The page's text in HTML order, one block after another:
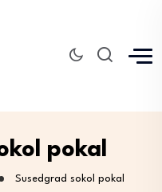
pokal
Susedgrad sokol pokal